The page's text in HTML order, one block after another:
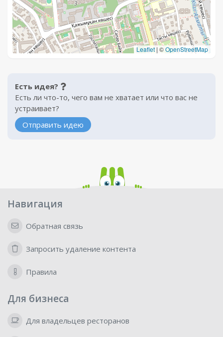
Leaflet |©OpenStreetMap
Есть идея?
Есть ли что-то, чего вам не хватает или что вас не
устраивает?
Отправить идею
Навигация
Обратная связь
Запросить удаление контента
Правила
Для бизнеса
Для владельцев ресторанов